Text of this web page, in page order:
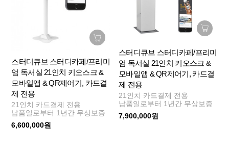
스터디큐브 스터디카페/프리미
엄 독서실 21인치 키오스크 &
모바일앱 & QR제어기, 카드결
제 전용
21인치 카드결제 전용
납품일로부터 1년간 무상보증
6,600,000원
스터디큐브 스터디카페/프리미
엄 독서실 21인치 키오스크 &
모바일앱 & QR제어기, 카드결
제 전용
21인치 카드결제 전용
납품일로부터 1년간 무상보증
7,900,000원